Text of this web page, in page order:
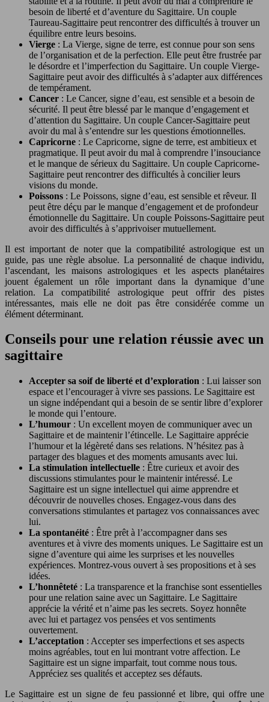
besoin de liberté et d’aventure du Sagittaire. Un couple
Taureau-Sagittaire peut rencontrer des difficultés à trouver un
équilibre entre leurs besoins.
Vierge : La Vierge, signe de terre, est connue pour son sens
de l’organisation et de la perfection. Elle peut être frustrée par
le désordre et l’imperfection du Sagittaire. Un couple Vierge-
Sagittaire peut avoir des difficultés à s’adapter aux différences
de tempérament.
Cancer : Le Cancer, signe d’eau, est sensible et a besoin de
sécurité. Il peut être blessé par le manque d’engagement et
d’attention du Sagittaire. Un couple Cancer-Sagittaire peut
avoir du mal à s’entendre sur les questions émotionnelles.
Capricorne : Le Capricorne, signe de terre, est ambitieux et
pragmatique. Il peut avoir du mal à comprendre l’insouciance
et le manque de sérieux du Sagittaire. Un couple Capricorne-
Sagittaire peut rencontrer des difficultés à concilier leurs
visions du monde.
Poissons : Le Poissons, signe d’eau, est sensible et rêveur. Il
peut être déçu par le manque d’engagement et de profondeur
émotionnelle du Sagittaire. Un couple Poissons-Sagittaire peut
avoir des difficultés à s’apprivoiser mutuellement.
Il est important de noter que la compatibilité astrologique est un
guide, pas une règle absolue. La personnalité de chaque individu,
l’ascendant, les maisons astrologiques et les aspects planétaires
jouent également un rôle important dans la dynamique d’une
relation. La compatibilité astrologique peut offrir des pistes
intéressantes, mais elle ne doit pas être considérée comme un
élément déterminant.
Conseils pour une relation réussie avec un
sagittaire
Accepter sa soif de liberté et d’exploration : Lui laisser son
espace et l’encourager à vivre ses passions. Le Sagittaire est
un signe indépendant qui a besoin de se sentir libre d’explorer
le monde qui l’entoure.
L’humour : Un excellent moyen de communiquer avec un
Sagittaire et de maintenir l’étincelle. Le Sagittaire apprécie
l’humour et la légèreté dans ses relations. N’hésitez pas à
partager des blagues et des moments amusants avec lui.
La stimulation intellectuelle : Être curieux et avoir des
discussions stimulantes pour le maintenir intéressé. Le
Sagittaire est un signe intellectuel qui aime apprendre et
découvrir de nouvelles choses. Engagez-vous dans des
conversations stimulantes et partagez vos connaissances avec
lui.
La spontanéité : Être prêt à l’accompagner dans ses
aventures et à vivre des moments uniques. Le Sagittaire est un
signe d’aventure qui aime les surprises et les nouvelles
expériences. Montrez-vous ouvert à ses propositions et à ses
idées.
L’honnêteté : La transparence et la franchise sont essentielles
pour une relation saine avec un Sagittaire. Le Sagittaire
apprécie la vérité et n’aime pas les secrets. Soyez honnête
avec lui et partagez vos pensées et vos sentiments
ouvertement.
L’acceptation : Accepter ses imperfections et ses aspects
moins agréables, tout en lui montrant votre affection. Le
Sagittaire est un signe imparfait, tout comme nous tous.
Appréciez ses qualités et acceptez ses défauts.
Le Sagittaire est un signe de feu passionné et libre, qui offre une